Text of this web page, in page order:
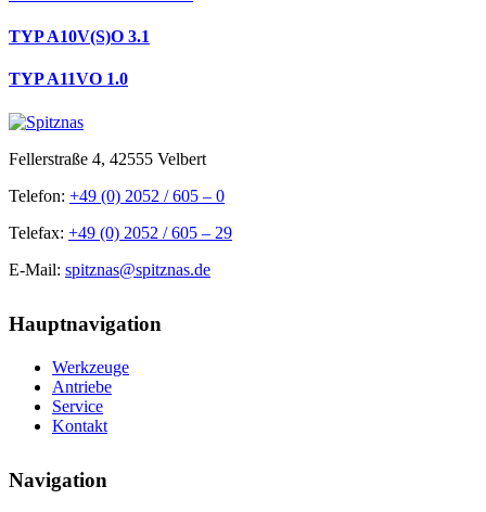
TYP A10V(S)O 3.1
TYP A11VO 1.0
Fellerstraße 4, 42555 Velbert
Telefon: +49 (0) 2052 / 605 – 0
Telefax: +49 (0) 2052 / 605 – 29
E-Mail: spitznas@spitznas.de
Hauptnavigation
Werkzeuge
Antriebe
Service
Kontakt
Navigation